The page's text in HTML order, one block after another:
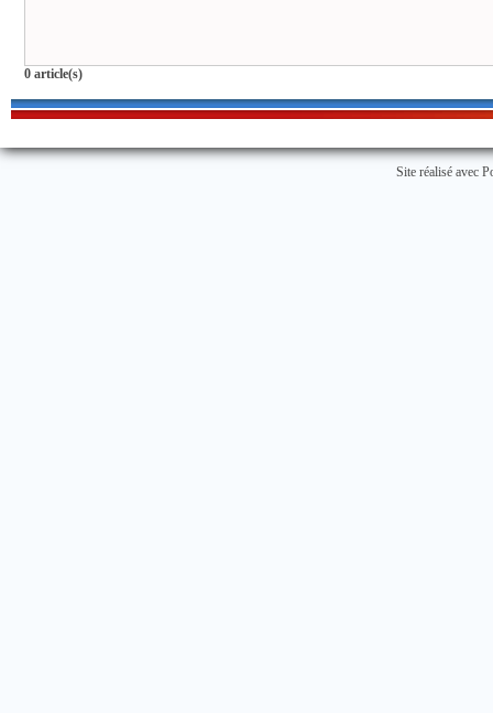
0 article(s)
Site réalisé avec